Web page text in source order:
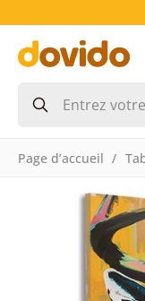
Page d’accueil